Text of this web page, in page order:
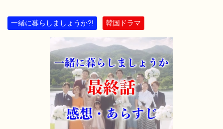
一緒に暮らしましょうか?! 韓国ドラマ